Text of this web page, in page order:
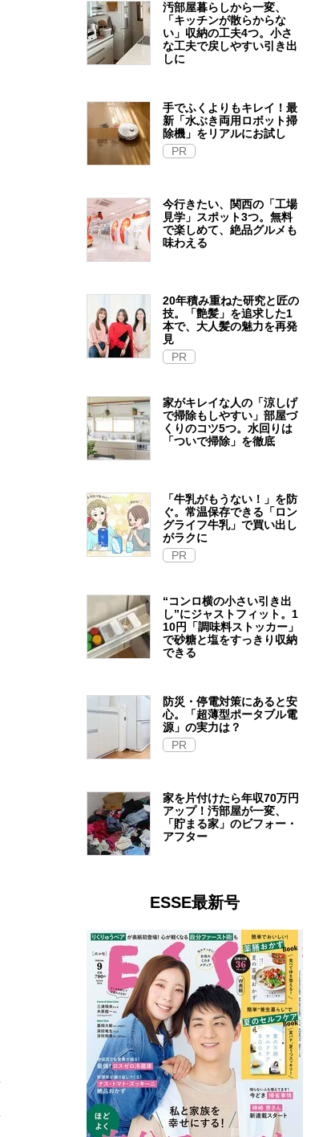
汚部屋暮らしから一変、
「キッチンが散らからな
い」収納の工夫4つ。小さ
な工夫で戻しやすい引き出
しに
手でふくよりもキレイ！最
新「水ぶき両用ロボット掃
除機」をリアルにお試し
PR
今行きたい、関西の「工場
見学」スポット3つ。無料
で楽しめて、絶品グルメも
味わえる
20年積み重ねた研究と匠の
技。「艶髪」を追求した1
本で、大人髪の魅力を再発
見
PR
家がキレイな人の「涼しげ
で掃除もしやすい」部屋づ
くりのコツ5つ。水回りは
「ついで掃除」を徹底
「牛乳がもうない！」を防
ぐ。常温保存できる「ロン
グライフ牛乳」で買い出し
がラクに
PR
“コンロ横の小さい引き出
し”にジャストフィット。1
10円「調味料ストッカー」
で砂糖と塩をすっきり収納
できる
防災・停電対策にあると安
心。「超薄型ポータブル電
源」の実力は？​
PR
家を片付けたら年収70万円
アップ！汚部屋が一変、
「貯まる家」のビフォー・
アフター
ESSE最新号